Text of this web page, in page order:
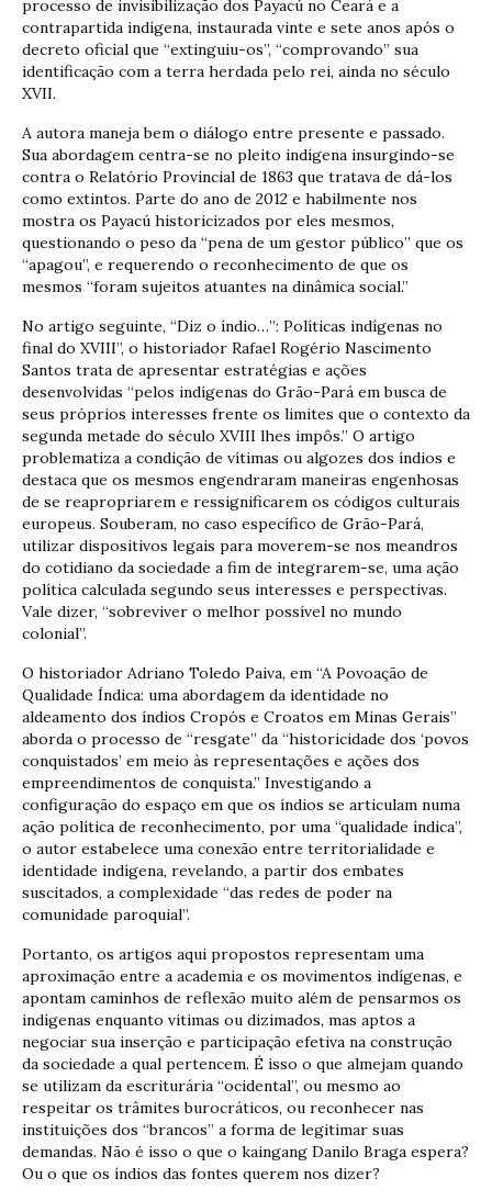
processo de invisibilização dos Payacú no Ceará e a
contrapartida indígena, instaurada vinte e sete anos após o
decreto oficial que “extinguiu-os”, “comprovando” sua
identificação com a terra herdada pelo rei, ainda no século
XVII.
A autora maneja bem o diálogo entre presente e passado.
Sua abordagem centra-se no pleito indígena insurgindo-se
contra o Relatório Provincial de 1863 que tratava de dá-los
como extintos. Parte do ano de 2012 e habilmente nos
mostra os Payacú historicizados por eles mesmos,
questionando o peso da “pena de um gestor público” que os
“apagou”, e requerendo o reconhecimento de que os
mesmos “foram sujeitos atuantes na dinâmica social.”
No artigo seguinte, “Diz o índio…”: Políticas indígenas no
final do XVIII”, o historiador Rafael Rogério Nascimento
Santos trata de apresentar estratégias e ações
desenvolvidas “pelos indígenas do Grão-Pará em busca de
seus próprios interesses frente os limites que o contexto da
segunda metade do século XVIII lhes impôs.” O artigo
problematiza a condição de vítimas ou algozes dos índios e
destaca que os mesmos engendraram maneiras engenhosas
de se reapropriarem e ressignificarem os códigos culturais
europeus. Souberam, no caso específico de Grão-Pará,
utilizar dispositivos legais para moverem-se nos meandros
do cotidiano da sociedade a fim de integrarem-se, uma ação
política calculada segundo seus interesses e perspectivas.
Vale dizer, “sobreviver o melhor possível no mundo
colonial”.
O historiador Adriano Toledo Paiva, em “A Povoação de
Qualidade Índica: uma abordagem da identidade no
aldeamento dos índios Cropós e Croatos em Minas Gerais”
aborda o processo de “resgate” da “historicidade dos ‘povos
conquistados’ em meio às representações e ações dos
empreendimentos de conquista.” Investigando a
configuração do espaço em que os índios se articulam numa
ação política de reconhecimento, por uma “qualidade índica”,
o autor estabelece uma conexão entre territorialidade e
identidade indígena, revelando, a partir dos embates
suscitados, a complexidade “das redes de poder na
comunidade paroquial”.
Portanto, os artigos aqui propostos representam uma
aproximação entre a academia e os movimentos indígenas, e
apontam caminhos de reflexão muito além de pensarmos os
indígenas enquanto vitimas ou dizimados, mas aptos a
negociar sua inserção e participação efetiva na construção
da sociedade a qual pertencem. É isso o que almejam quando
se utilizam da escriturária “ocidental”, ou mesmo ao
respeitar os trâmites burocráticos, ou reconhecer nas
instituições dos “brancos” a forma de legitimar suas
demandas. Não é isso o que o kaingang Danilo Braga espera?
Ou o que os índios das fontes querem nos dizer?